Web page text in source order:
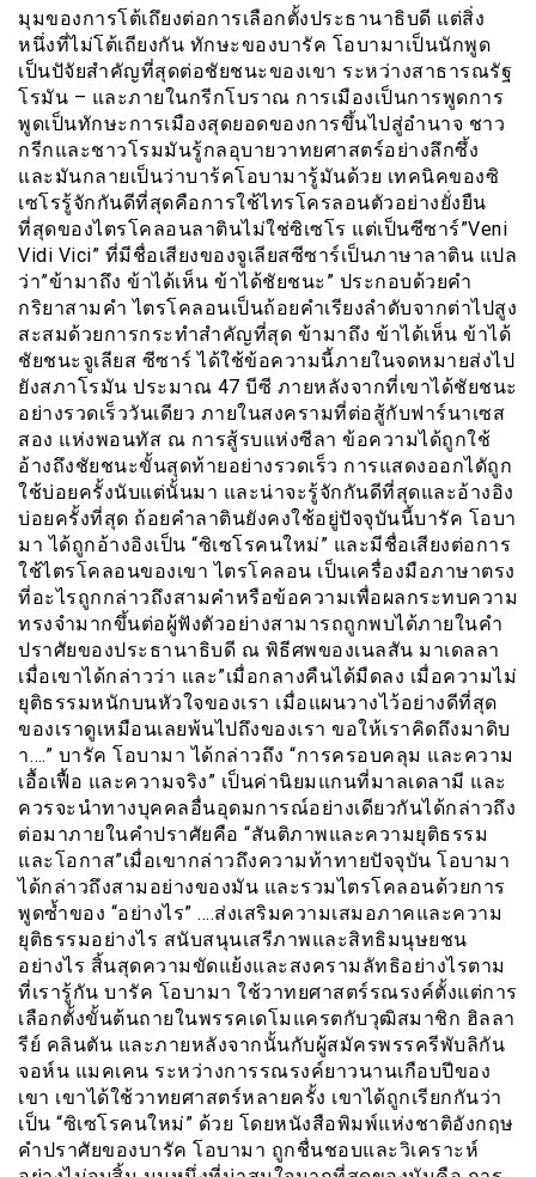
มุมของการโต้เถึยงต่อการเลือกตั้งประธานาธิบดี แต่สิ่ง
หนึ่งที่ไม่โต้เถียงกัน ทักษะของบารัค โอบามาเป็นนักพูด
เป็นปัจัยสำคัญที่สุดต่อชัยชนะของเขา ระหว่างสาธารณรัฐ
โรมัน – และภายในกรีกโบราณ การเมืองเป็นการพูดการ
พูดเป็นทักษะการเมืองสุดยอดของการขึ้นไปสู่อำนาจ ชาว
กรีกและชาวโรมมันรู้กลอุบายวาทยศาสตร์อย่างลึกซึ้ง
และมันกลายเป็นว่าบาร้คโอบามารู้มันด้วย เทคนิคของซิ
เซโรรู้จักกันดีที่สุดคือการใช้ไทรโครลอนตัวอย่างยั่งยืน
ที่สุดของไตรโคลอนลาตินไม่ใช่ซิเซโร แต่เป็นซีซาร์”Veni
Vidi Vici” ที่มีชื่อเสียงของจูเลียสซีซาร์เป็นภาษาลาติน แปล
ว่า”ข้ามาถึง ข้าได้เห็น ข้าได้ชัยชนะ” ประกอบด้วยคำ
กริยาสามคำ ไตรโคลอนเป็นถ้อยคำเรียงลำดับจากต่าไปสูง
สะสมด้วยการกระทำสำคัญที่สุด ข้ามาถึง ข้าได้เห็น ข้าได้
ชัยชนะจูเลียส ซีซาร์ ได้ใช้ข้อความนี้ภายในจดหมายส่งไป
ยังสภาโรมัน ประมาณ 47 บีซี ภายหลังจากที่เขาได้ชัยชนะ
อย่างรวดเร็ววันเดียว ภายในสงครามที่ต่อสู้กับฟาร์นาเซส
สอง แห่งพอนทัส ณ การสู้รบแห่งซีลา ข้อความได้ถูกใช้
อ้างถึงชัยชนะขั้นสุดท้ายอย่างรวดเร็ว การแสดงออกไดัถูก
ใช้บ่อยครั้งนับแต่นั้นมา และน่าจะรู้จักกันดีที่สุดและอ้างอิง
บ่อยครั้งที่สุด ถ้อยคำลาตินยังคงใช้อยู่ปัจจุบันนี้บารัค โอบา
มา ได้ถูกอ้างอิงเป็น “ซิเซโรคนใหม่” และมีชื่อเสียงต่อการ
ใช้ไตรโคลอนของเขา ไตรโคลอน เป็นเครื่องมือภาษาตรง
ที่อะไรถูกกล่าวถึงสามคำหรือข้อความเพื่อผลกระทบความ
ทรงจำมากขึ้นต่อผู้ฟังตัวอย่างสามารถถูกพบได้ภายในคำ
ปราศัยของประธานาธิบดี ณ พิธีศพของเนลสัน มาเดลลา
เมื่อเขาได้กล่าวว่า และ”เมื่อกลางคืนได้มืดลง เมื่อความไม่
ยุติธรรมหนักบนหัวใจของเรา เมื่อแผนวางไว้อย่างดีที่สุด
ของเราดูเหมือนเลยพ้นไปถึงของเรา ขอให้เราคิดถึงมาดิบ
า….” บารัค โอบามา ได้กล่าวถึง “การครอบคลุม และความ
เอื้อเฟื้อ และความจริง” เป็นค่านิยมแกนที่มาลเดลามี และ
ควรจะนำทางบุคคลอื่นอุดมการณ์อย่างเดียวกันได้กล่าวถึง
ต่อมาภายในคำปราศัยคือ “สันติภาพและความยุติธรรม
และโอกาส”เมื่อเขากล่าวถึงความท้าทายปัจจุบัน โอบามา
ได้กล่าวถึงสามอย่างของมัน และรวมไตรโคลอนด้วยการ
พูดซ้ำของ “อย่างไร” ….ส่งเสริมความเสมอภาคและความ
ยุติธรรมอย่างไร สนับสนุนเสรีภาพและสิทธิมนุษยชน
อย่างไร สิ้นสุดความขัดแย้งและสงครามลัทธิอย่างไรตาม
ที่เรารู้กัน บารัค โอบามา ใช้วาทยศาสตร์รณรงค์ตั้งแต่การ
เลือกตั้งขั้นต้นถายในพรรคเดโมแครตกับวุฒิสมาชิก ฮิลลา
รีย์ คลินตัน และภายหลังจากนั้นกับผู้สมัครพรรครีพับลิกัน
จอห์น แมคเคน ระหว่างการรณรงค์ยาวนานเกือบปีของ
เขา เขาได้ใช้วาทยศาสตร์หลายครั้ง เขาได้ถูกเรียกกันว่า
เป็น “ซิเซโรคนใหม่” ด้วย โดยหนังสือพิมพ์แห่งชาติอังกฤษ
คำปราศัยของบารัค โอบามา ถูกชื่นชอบและวิเคราะห์